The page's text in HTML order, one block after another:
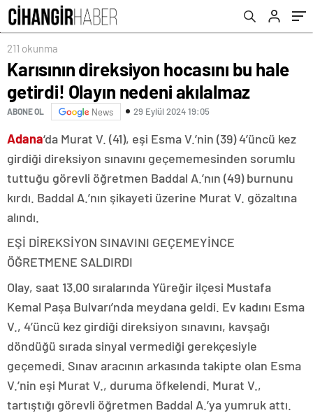
211 okunma
Karısının direksiyon hocasını bu hale
getirdi! Olayın nedeni akılalmaz
ABONE OL News 29 Eylül 2024 19:05
Adana‘da Murat V. (41), eşi Esma V.’nin (39) 4’üncü kez
girdiği direksiyon sınavını geçememesinden sorumlu
tuttuğu görevli öğretmen Baddal A.’nın (49) burnunu
kırdı. Baddal A.’nın şikayeti üzerine Murat V. gözaltına
alındı.
EŞİ DİREKSİYON SINAVINI GEÇEMEYİNCE
ÖĞRETMENE SALDIRDI
Olay, saat 13.00 sıralarında Yüreğir ilçesi Mustafa
Kemal Paşa Bulvarı’nda meydana geldi. Ev kadını Esma
V., 4’üncü kez girdiği direksiyon sınavını, kavşağı
döndüğü sırada sinyal vermediği gerekçesiyle
geçemedi. Sınav aracının arkasında takipte olan Esma
V.’nin eşi Murat V., duruma öfkelendi. Murat V.,
tartıştığı görevli öğretmen Baddal A.’ya yumruk attı.